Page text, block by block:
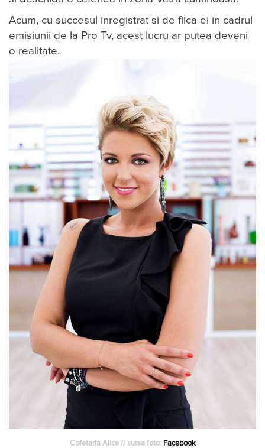
Acum, cu succesul inregistrat si de fiica ei in cadrul
emisiunii de la Pro Tv, acest lucru ar putea deveni
o realitate.
Cofetaria Alice // sursa foto: Facebook